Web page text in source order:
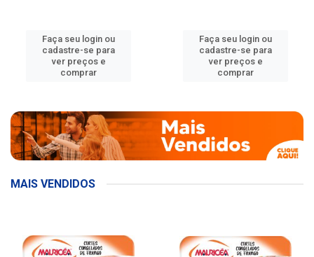
Faça seu login ou
cadastre-se para
ver preços e
comprar
Faça seu login ou
cadastre-se para
ver preços e
comprar
MAIS VENDIDOS